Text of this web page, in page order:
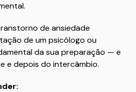
de ansiedade
de um psicólogo ou
da sua preparação — e
e depois do intercâmbio.